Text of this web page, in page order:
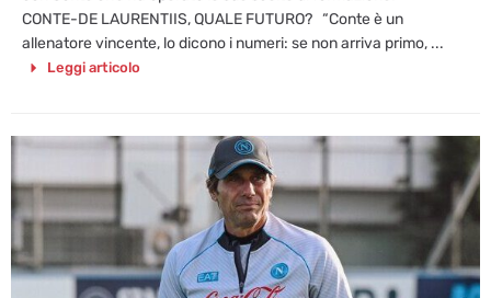
CONTE-DE LAURENTIIS, QUALE FUTURO? “Conte è un
allenatore vincente, lo dicono i numeri: se non arriva primo, ...
Leggi articolo